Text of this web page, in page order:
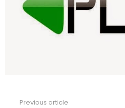
Previous article